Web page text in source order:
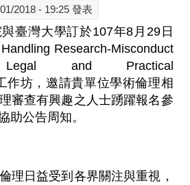
2018 - 19:25 發表
灣大學訂於107年8月29日
Research-Misconduct
Legal and Practical
作坊，邀請貴單位學術倫理相
審查有興趣之人士踴躍報名參
助公告周知。
理日益受到各界關注與重視，